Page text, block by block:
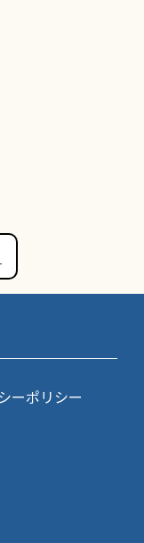
ーポリシー